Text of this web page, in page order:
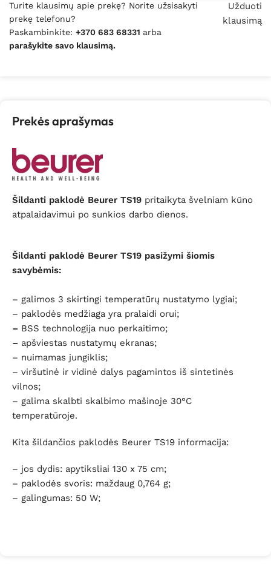
Turite klausimų apie prekę? Norite užsisakyti
prekę telefonu?
Paskambinkite: +370 683 68331 arba
parašykite savo klausimą.
Užduoti
klausimą
Prekės aprašymas
Šildanti paklodė Beurer TS19 pritaikyta švelniam kūno
atpalaidavimui po sunkios darbo dienos.
Šildanti paklodė Beurer TS19 pasižymi šiomis
savybėmis:
– galimos 3 skirtingi temperatūrų nustatymo lygiai;
– paklodės medžiaga yra pralaidi orui;
– BSS technologija nuo perkaitimo;
– apšviestas nustatymų ekranas;
– nuimamas jungiklis;
– viršutinė ir vidinė dalys pagamintos iš sintetinės
vilnos;
– galima skalbti skalbimo mašinoje 30°C
temperatūroje.
Kita šildančios paklodės Beurer TS19 informacija:
– jos dydis: apytiksliai 130 x 75 cm;
– paklodės svoris: maždaug 0,764 g;
– galingumas: 50 W;